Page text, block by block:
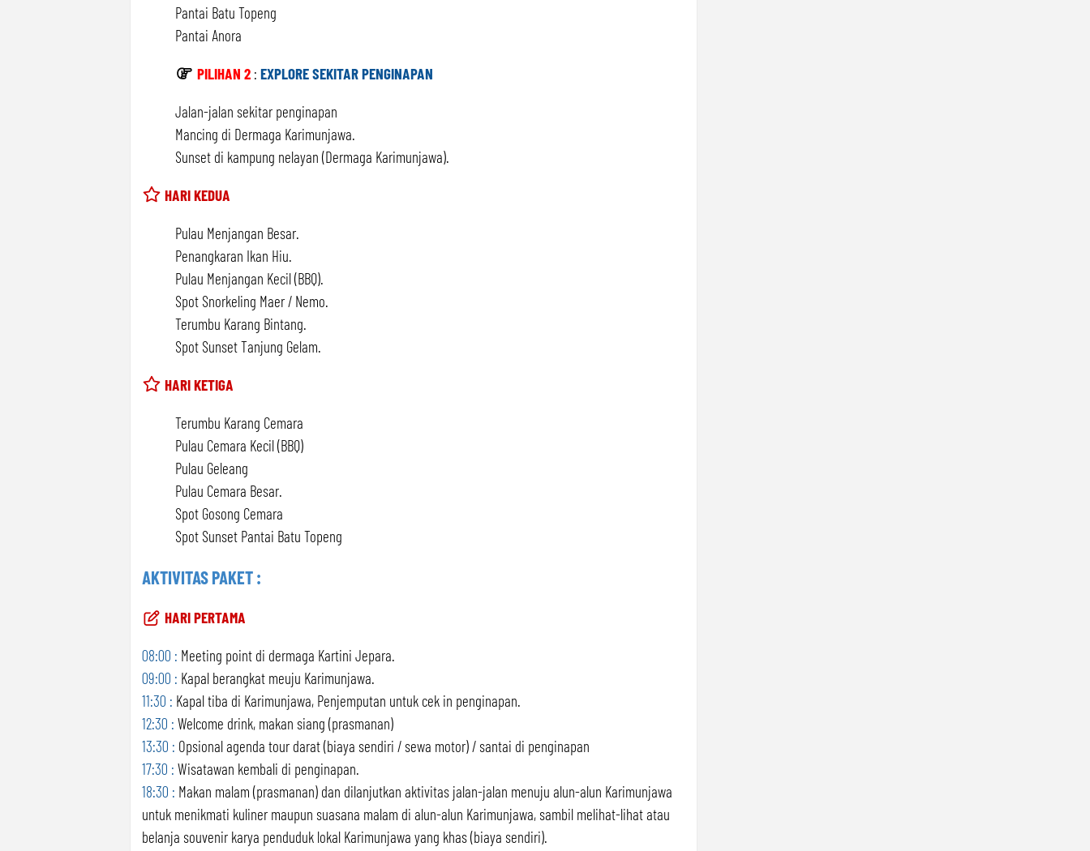
Pantai Batu Topeng
Pantai Anora
PILIHAN 2 : EXPLORE SEKITAR PENGINAPAN
Jalan-jalan sekitar penginapan
Mancing di Dermaga Karimunjawa.
Sunset di kampung nelayan (Dermaga Karimunjawa).
HARI KEDUA
Pulau Menjangan Besar.
Penangkaran Ikan Hiu.
Pulau Menjangan Kecil (BBQ).
Spot Snorkeling Maer / Nemo.
Terumbu Karang Bintang.
Spot Sunset Tanjung Gelam.
HARI KETIGA
Terumbu Karang Cemara
Pulau Cemara Kecil (BBQ)
Pulau Geleang
Pulau Cemara Besar.
Spot Gosong Cemara
Spot Sunset Pantai Batu Topeng
AKTIVITAS PAKET :
HARI PERTAMA
08:00 : Meeting point di dermaga Kartini Jepara.
09:00 : Kapal berangkat meuju Karimunjawa.
11:30 : Kapal tiba di Karimunjawa, Penjemputan untuk cek in penginapan.
12:30 : Welcome drink, makan siang (prasmanan)
13:30 : Opsional agenda tour darat (biaya sendiri / sewa motor) / santai di penginapan
17:30 : Wisatawan kembali di penginapan.
18:30 : Makan malam (prasmanan) dan dilanjutkan aktivitas jalan-jalan menuju alun-alun Karimunjawa
untuk menikmati kuliner maupun suasana malam di alun-alun Karimunjawa, sambil melihat-lihat atau
belanja souvenir karya penduduk lokal Karimunjawa yang khas (biaya sendiri).